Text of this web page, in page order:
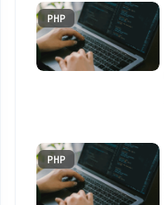
PHP
PHP